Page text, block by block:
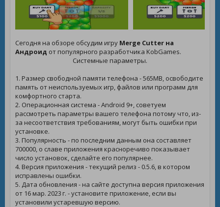
Сегодня на обзоре обсудим игру Merge Cutter на
Андроид от популярного разработчика KobGames.
Системные параметры.
1. Размер свободной памяти телефона - 565MB, освободите
память от неиспользуемых игр, файлов или программ для
комфортного старта.
2. Операционная система - Android 9+, советуем
рассмотреть параметры вашего телефона потому что, из-
за несоответствия требованиям, могут быть ошибки при
установке.
3. Популярность - по последним данным она составляет
700000, о славе приложения красноречиво показывает
число установок, сделайте его популярнее.
4. Версия приложения - текущий релиз - 0.5.6, в котором
исправлены ошибки.
5. Дата обновления - на сайте доступна версия приложения
от 16 мар. 2023 г. - установите приложение, если вы
установили устаревшую версию.